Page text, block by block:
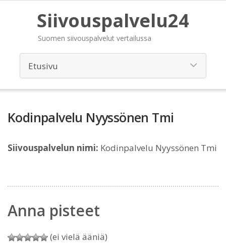
Siivouspalvelu24
Suomen siivouspalvelut vertailussa
Kodinpalvelu Nyyssönen Tmi
Siivouspalvelun nimi: Kodinpalvelu Nyyssönen Tmi
Anna pisteet
(ei vielä ääniä)